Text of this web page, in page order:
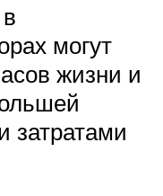
могут
жизни и
затратами